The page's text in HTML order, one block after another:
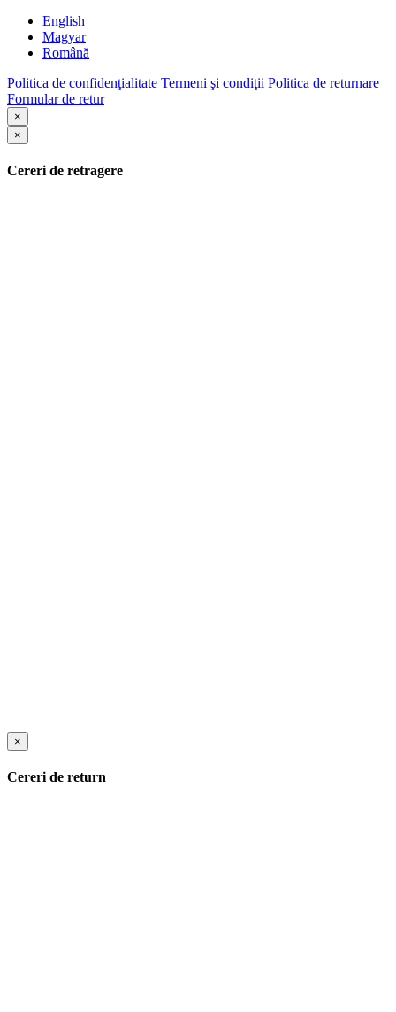
English
Magyar
Română
Politica de confidenţialitate Termeni şi condiţii Politica de returnare
Formular de retur
×
×
Cereri de retragere
×
Cereri de return